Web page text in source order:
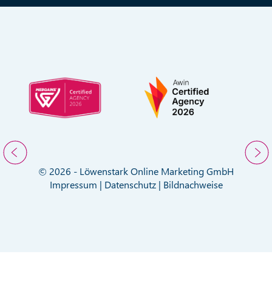
© 2026 - Löwenstark Online Marketing GmbH
Impressum | Datenschutz| Bildnachweise